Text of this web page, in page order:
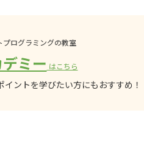
ログラミングの教室
ミー はこちら
ントを学びたい方にもおすすめ！